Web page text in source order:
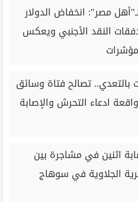
مصر": انخفاض الدولار
النقد الأجنبي ويعكس
بالتعدي.. تصالح فتاة وسائق
ادعاء التحرش والإصابة
اثنين في مشاجرة بين
الجلاوية في سوهاج